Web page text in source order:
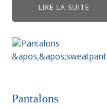
LIRE LA SUITE
Pantalons